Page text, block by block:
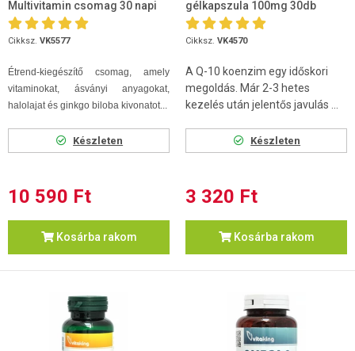
Multivitamin csomag 30 napi
adag
Cikksz. VK5577
Étrend-kiegészítő csomag, amely
vitaminokat, ásványi anyagokat,
halolajat és ginkgo biloba kivonatot...
Készleten
10 590 Ft
Kosárba rakom
gélkapszula 100mg 30db
Cikksz. VK4570
A Q-10 koenzim egy időskori
megoldás. Már 2-3 hetes
kezelés után jelentős javulás ...
Készleten
3 320 Ft
Kosárba rakom